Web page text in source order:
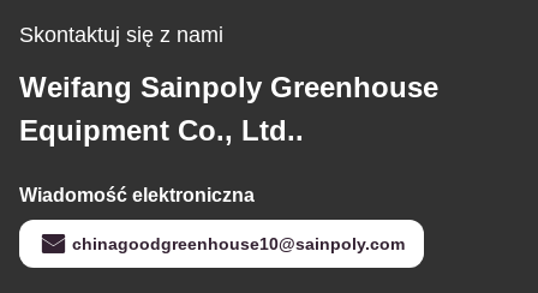
Skontaktuj się z nami
Weifang Sainpoly Greenhouse
Equipment Co., Ltd..
Wiadomość elektroniczna
chinagoodgreenhouse10@sainpoly.com